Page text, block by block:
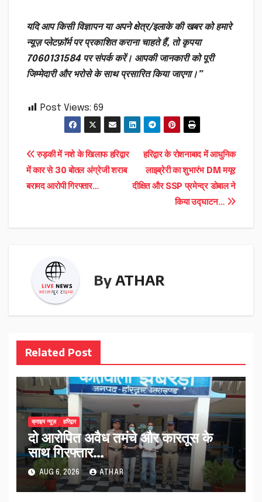
यदि आप किसी विज्ञापन या अपने क्षेत्र/इलाके की खबर को हमारे
न्यूज़ प्लेटफ़ॉर्म पर प्रकाशित कराना चाहते हैं, तो कृपया
7060131584 पर संपर्क करें। आपकी जानकारी को पूरी
जिम्मेदारी और भरोसे के साथ प्रसारित किया जाएगा।”
Post Views: 69
Post
navigation
हरिद्वार के रोशनाबाद में आधुनिक
लाइब्रेरी का शुभारंभ DM मयूर
दीक्षित और SSP प्रमेन्द्र डोबाल ने
किया उद्घाटन…
रुड़की में नशे के खिलाफ हरिद्वार
में कार से 30 बोतल अंग्रेजी शराब
बरामद आरोपी गिरफ्तार…
By ATHAR
Related Post
क्राइम न्यूज़ हरिद्वार
दो आरोपित अवैध तमंचे और कारतूस के
साथ गिरफ्तार…
AUG 6, 2026 ATHAR